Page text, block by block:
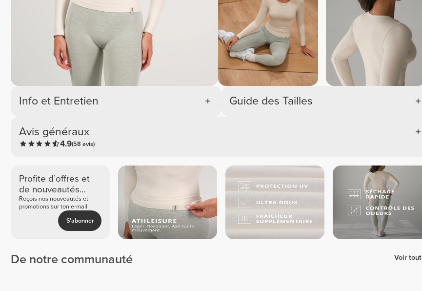
Info et Entretien
Avis généraux
4.9(58 avis)
Guide des Tailles
Profite d’offres et
de nouveautés
exclusives
Reçois nos nouveautés et
promotions sur ton e-mail
S'abonner
De notre communauté Voir tout